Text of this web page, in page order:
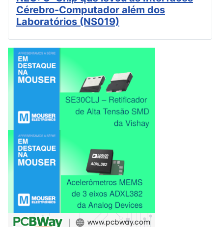
Cérebro-Computador além dos
Laboratórios (NS019)